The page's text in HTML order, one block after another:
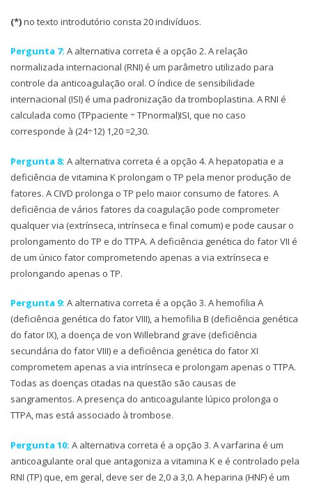
(*)no texto introdutório consta 20 indivíduos.
Pergunta 7: A alternativa correta é a opção 2. A relação
normalizada internacional (RNI) é um parâmetro utilizado para
controle da anticoagulação oral. O índice de sensibilidade
internacional (ISI) é uma padronização da tromboplastina. A RNI é
calculada como (TPpaciente ÷ TPnormal)ISI, que no caso
corresponde à (24÷12) 1,20 =2,30.
Pergunta 8: A alternativa correta é a opção 4. A hepatopatia e a
deficiência de vitamina K prolongam o TP pela menor produção de
fatores. A CIVD prolonga o TP pelo maior consumo de fatores. A
deficiência de vários fatores da coagulação pode comprometer
qualquer via (extrínseca, intrínseca e final comum) e pode causar o
prolongamento do TP e do TTPA. A deficiência genética do fator VII é
de um único fator comprometendo apenas a via extrínseca e
prolongando apenas o TP.
Pergunta 9: A alternativa correta é a opção 3. A hemofilia A
(deficiência genética do fator VIII), a hemofilia B (deficiência genética
do fator IX), a doença de von Willebrand grave (deficiência
secundária do fator VIII) e a deficiência genética do fator XI
comprometem apenas a via intrínseca e prolongam apenas o TTPA.
Todas as doenças citadas na questão são causas de
sangramentos. A presença do anticoagulante lúpico prolonga o
TTPA, mas está associado à trombose.
Pergunta 10: A alternativa correta é a opção 3. A varfarina é um
anticoagulante oral que antagoniza a vitamina K e é controlado pela
RNI (TP) que, em geral, deve ser de 2,0 a 3,0. A heparina (HNF) é um